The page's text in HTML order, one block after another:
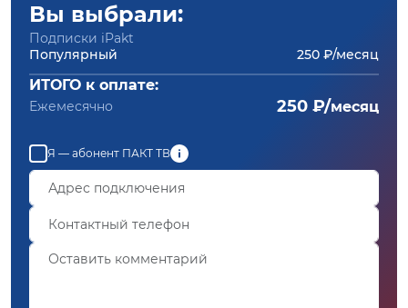
Вы выбрали:
Подписки iPakt
Популярный
250 ₽/месяц
ИТОГО к оплате:
Ежемесячно 250 ₽/месяц
Я — абонент ПАКТ ТВ